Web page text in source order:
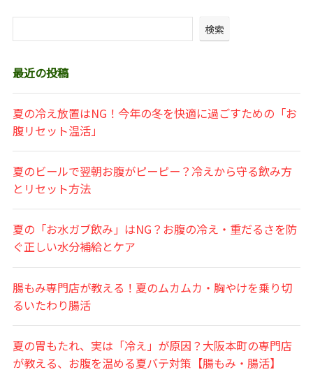
検索
最近の投稿
夏の冷え放置はNG！今年の冬を快適に過ごすための「お
腹リセット温活」
夏のビールで翌朝お腹がピーピー？冷えから守る飲み方
とリセット方法
夏の「お水ガブ飲み」はNG？お腹の冷え・重だるさを防
ぐ正しい水分補給とケア
腸もみ専門店が教える！夏のムカムカ・胸やけを乗り切
るいたわり腸活
夏の胃もたれ、実は「冷え」が原因？大阪本町の専門店
が教える、お腹を温める夏バテ対策【腸もみ・腸活】